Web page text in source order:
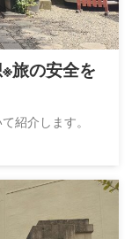
旅の安全を
紹介します。